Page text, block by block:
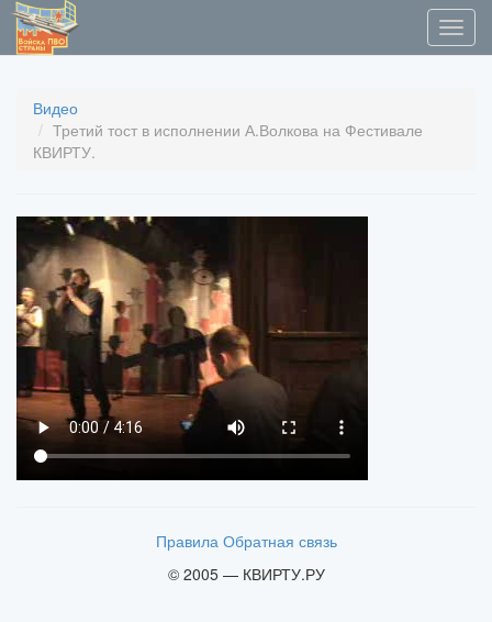
Видео
Третий тост в исполнении А.Волкова на Фестивале
КВИРТУ.
Правила Обратная связь
© 2005 — КВИРТУ.РУ